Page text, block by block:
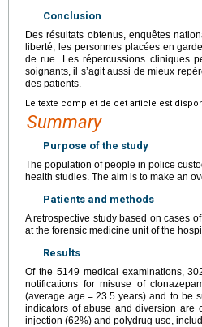
Conclusion
Des résultats obtenus, enquêtes
liberté, les personnes placées en
de rue. Les répercussions cliniques
soignants, il s’agit aussi de mieux
des patients.
Le texte complet de cet article est
Summary
Purpose of the study
The population of people in police
health studies. The aim is to make an
Patients and methods
A retrospective study based on cases
at the forensic medicine unit of the
Results
Of the 5149 medical examinations,
notifications for misuse of
(average age = 23.5 years) and to be
indicators of abuse and diversion are
injection (62%) and polydrug use,